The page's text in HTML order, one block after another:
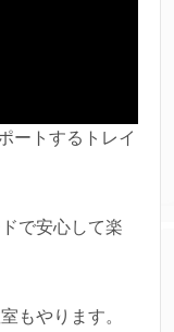
ートするトレイ
で安心して楽
もやります。